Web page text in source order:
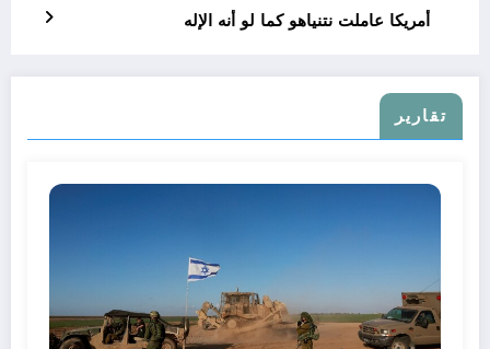
أمريكا عاملت نتنياهو كما لو أنه الإله
تقارير